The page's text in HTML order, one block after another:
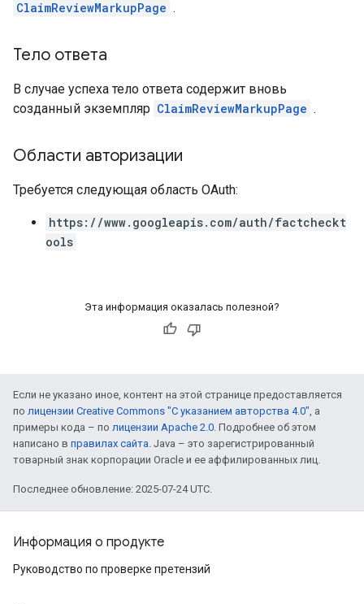
ClaimReviewMarkupPage .
Тело ответа
В случае успеха тело ответа содержит вновь
созданный экземпляр ClaimReviewMarkupPage .
Области авторизации
Требуется следующая область OAuth:
https://www.googleapis.com/auth/factcheckt
ools
Эта информация оказалась полезной?
Если не указано иное, контент на этой странице предоставляется
по лицензии Creative Commons "С указанием авторства 4.0", а
примеры кода – по лицензии Apache 2.0. Подробнее об этом
написано в правилах сайта. Java – это зарегистрированный
товарный знак корпорации Oracle и ее аффилированных лиц.
Последнее обновление: 2025-07-24 UTC.
Информация о продукте
Руководство по проверке претензий